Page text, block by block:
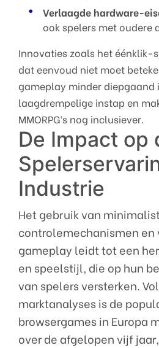
Verlaagde hardware-
ook spelers met oudere
Innovaties zoals het éénklik-
dat eenvoud niet moet
gameplay minder diepgaand
laagdrempelige instap en
MMORPG’s nog inclusiever.
De Impact op
Industrie
Het gebruik van
controlemechanismen en
gameplay leidt tot een
en speelstijl, die op hun
van spelers versterken.
marktanalyses is de
browsergames in Europa
over de afgelopen vijf